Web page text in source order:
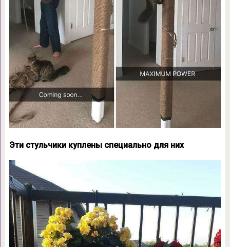
Эти стульчики куплены специально для них